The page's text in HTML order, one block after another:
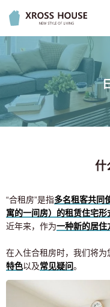
什
“合租房”是指多名租客共同
寓的一间房）的租赁住宅形
近年来，作为一种新的居住
在入住合租房时，我们将为
特色以及常见疑问。